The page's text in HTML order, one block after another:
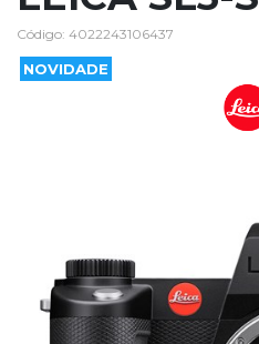
Código: 4022243106437
NOVIDADE